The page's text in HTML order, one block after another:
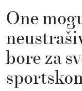
One
bore za